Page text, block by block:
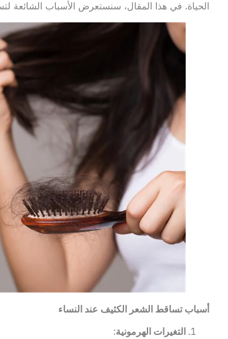
الحياة. في هذا المقال، سنستعرض الأسباب الشائعة
أسباب تساقط الشعر الكثيف عند النساء
التغيرات الهرمونية: